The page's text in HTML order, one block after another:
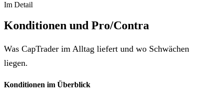
Im Detail
Konditionen und Pro/Contra
Was CapTrader im Alltag liefert und wo Schwächen
liegen.
Konditionen im Überblick